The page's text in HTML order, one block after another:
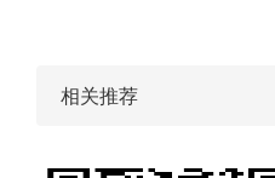
相关推荐